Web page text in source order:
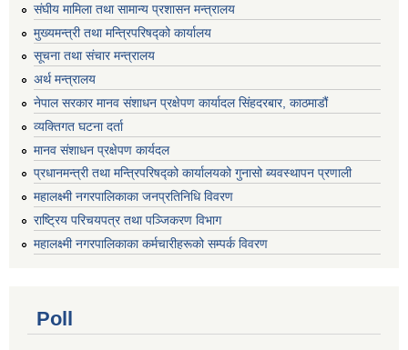
संघीय मामिला तथा सामान्य प्रशासन मन्त्रालय
मुख्यमन्त्री तथा मन्त्रिपरिषद्को कार्यालय
सूचना तथा संचार मन्त्रालय
अर्थ मन्त्रालय
नेपाल सरकार मानव संशाधन प्रक्षेपण कार्यादल सिंहदरबार, काठमाडौं
व्यक्तिगत घटना दर्ता
मानव संशाधन प्रक्षेपण कार्यदल
प्रधानमन्त्री तथा मन्त्रिपरिषद्को कार्यालयको गुनासो ब्यवस्थापन प्रणाली
महालक्ष्मी नगरपालिकाका जनप्रतिनिधि विवरण
राष्ट्रिय परिचयपत्र तथा पञ्जिकरण विभाग
महालक्ष्मी नगरपालिकाका कर्मचारीहरूको सम्पर्क विवरण
Poll